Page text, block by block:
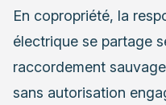
En copropriété, la
électrique se partage
raccordement
sans autorisation